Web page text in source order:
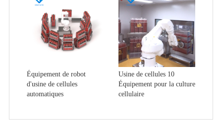
Équipement de robot
d'usine de cellules
automatiques
Usine de cellules 10
Équipement pour la culture
cellulaire